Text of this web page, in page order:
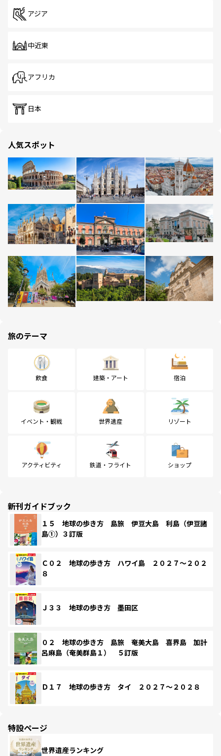
アジア
中近東
アフリカ
日本
人気スポット
旅のテーマ
飲食 建築・アート 宿泊
イベント・観戦 世界遺産 リゾート
アクティビティ 鉄道・フライト ショップ
新刊ガイドブック
１５ 地球の歩き方 島旅 伊豆大島 利島（伊豆諸
島①）３訂版
Ｃ０２ 地球の歩き方 ハワイ島 ２０２７～２０２
８
Ｊ３３ 地球の歩き方 墨田区
０２ 地球の歩き方 島旅 奄美大島 喜界島 加計
呂麻島（奄美群島１） ５訂版
Ｄ１７ 地球の歩き方 タイ ２０２７～２０２８
特設ページ
世界遺産ランキング